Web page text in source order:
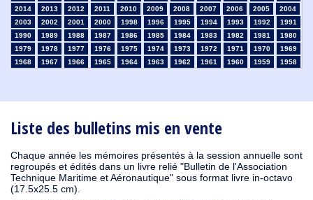
Liste des bulletins mis en vente
Chaque année les mémoires présentés à la session annuelle sont
regroupés et édités dans un livre relié "Bulletin de l'Association
Technique Maritime et Aéronautique" sous format livre in-octavo
(17.5x25.5 cm).
2014
2013 2012 2011 2010 2009 2008 2007 2006 2005
2004
2003
2002 2001 2000 1998 1996 1995 1994 1993 1992
1991
1990
1989 1988 1987 1986 1985 1984 1983 1982 1981
1980
1979
1978 1977 1976 1975 1974 1973 1972 1971 1970
1969
1968
1967 1966 1965 1964 1963 1962 1961 1960 1959
1958
1930
1929 1926 1925 1924 1915 1914 1913 1912 1911
1910